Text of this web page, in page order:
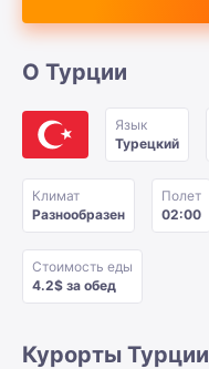
О Турции
Язык
Турецкий
Климат
Разнообразен
Полет
02:00
Стоимость еды
4.2$ за обед
Курорты Турции